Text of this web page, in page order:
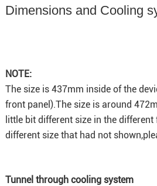
Dimensions and Cooling
NOTE:
The size is 437mm inside of the
front panel).The size is around
little bit different size in the
different size that had not
Tunnel through cooling system